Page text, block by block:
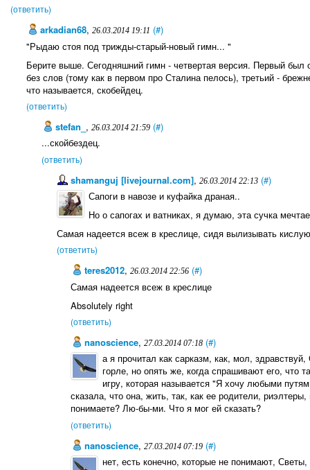
(ответить)
arkadian68, 26.03.2014 19:11 (#)
"Рыдаю стоя под трижды-старый-новый гимн... "
Берите выше. Сегодняшний гимн - четвертая версия. Первый был
без слов (тому как в первом про Сталина пелось), третьий -
что называется, скобейдец.
(ответить)
stefan_ ,26.03.2014 21:59 (#)
...скойбездец.
(ответить)
shamanguj [livejournal.com], 26.03.2014 22:13 (#)
Сапоги в навозе и куфайка драная..
Но о сапогах и ватниках, я думаю, эта сучка
Самая надеется всеж в креслице, сидя вылизывать
(ответить)
teres2012,26.03.2014 22:56 (#)
Самая надеется всеж в креслице
Absolutely right
(ответить)
nanoscience,27.03.2014 07:18 (#)
а я прочитал как сарказм, как, мол,
горле, но опять же, когда спрашивают его,
игру, которая называется "Я хочу любыми
сказала, что она, жить, так, как ее родители,
понимаете? Лю-бы-ми. Что я мог ей сказать?
(ответить)
nanoscience,27.03.2014 07:19 (#)
нет, есть конечно, которые не понимают,